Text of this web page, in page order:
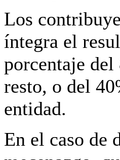
Los
íntegra el
porcentaje
resto, o del
entidad.
En el caso de